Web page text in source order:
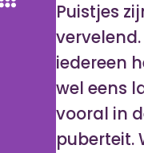
Puistjes
iedereen
wel eens
vooral in
puberteit.